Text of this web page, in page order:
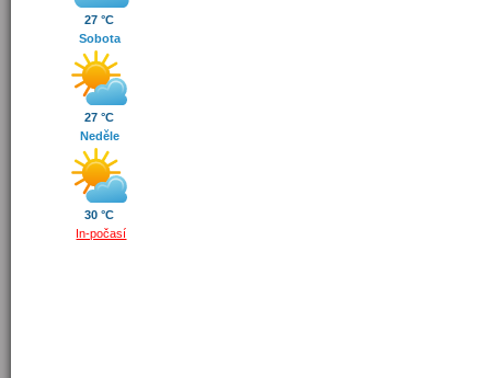
27 °C
Sobota
27 °C
Neděle
30 °C
In-počasí